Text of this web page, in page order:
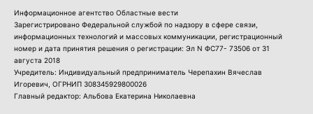
Информационное агентство Областные вести
Зарегистрировано Федеральной службой по надзору в сфере связи,
информационных технологий и массовых коммуникации, регистрационный
номер и дата принятия решения о регистрации: Эл N ФС77- 73506 от 31
августа 2018
Учредитель: Индивидуальный предприниматель Черепахин Вячеслав
Игоревич, ОГРНИП 308345929800026
Главный редактор: Альбова Екатерина Николаевна